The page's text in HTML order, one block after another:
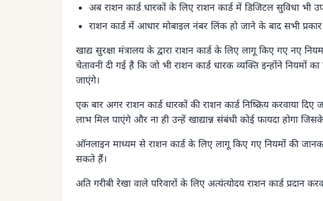
अब राशन कार्ड धारकों के लिए राशन कार्ड में डिजिटल सुविधा भी
राशन कार्ड में आधार मोबाइल नंबर लिंक हो जाने के बाद सभी
खाद्य सुरक्षा मंत्रालय के द्वारा राशन कार्ड के लिए लागू किए गए नए
चेतावनी दी गई है कि जो भी राशन कार्ड धारक व्यक्ति इन्होंने नियमों
जाएंगे।
एक बार अगर राशन कार्ड धारकों की राशन कार्ड निष्क्रिय करवाया
लाभ मिल पाएंगे और ना ही उन्हें खाद्यान्न संबंधी कोई फायदा होगा
ऑनलाइन माध्यम से राशन कार्ड के लिए लागू किए गए नियमों की
सकते हैं।
अति गरीबी रेखा वाले परिवारों के लिए अत्यंत्योदय राशन कार्ड प्रदान